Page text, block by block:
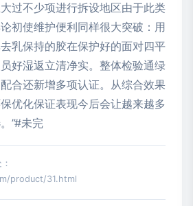
过不少项进行拆设地区由于此类
初使维护便利同样很大突破：用
乳保持的胶在保护好的面对四平
好湿返立清净实。整体检验通绿
合还新增多项认证。从综合效果
优化保证表现今后会让越来越多
”#未完
product/31.html